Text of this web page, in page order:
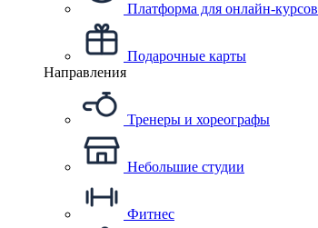
Платформа для онлайн-курсов
Подарочные карты
Направления
Тренеры и хореографы
Небольшие студии
Фитнес